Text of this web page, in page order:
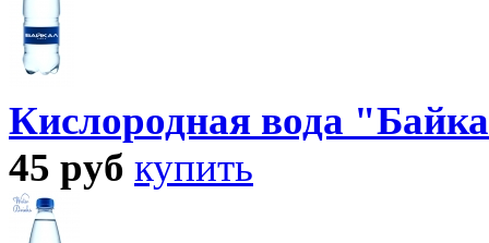
Кислородная вода
45 руб купить